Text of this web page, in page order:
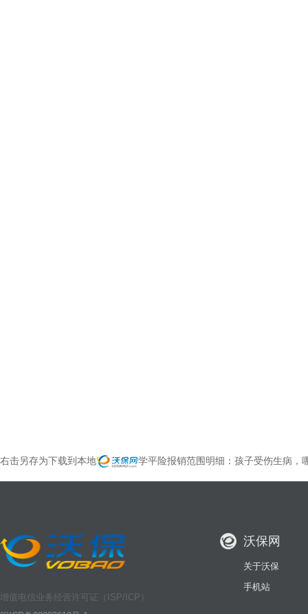
右击另存为下载到本地 学平险报销范围明细：孩子受伤生病，
增值电信业务经营许可证（ISP/ICP）
沃保网
关于沃保
手机站